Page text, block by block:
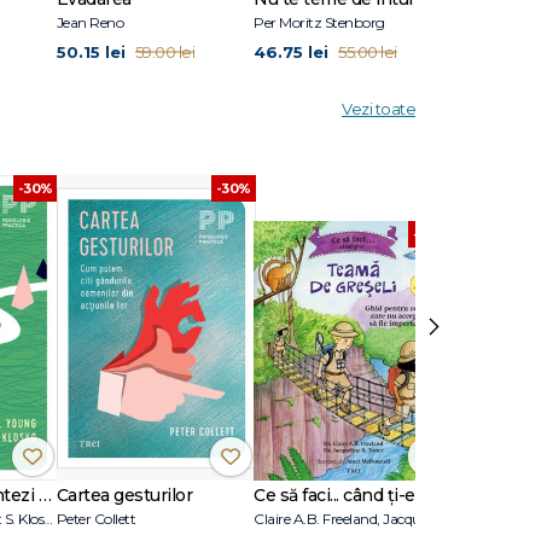
Jean Reno
50.15 lei 59.00 lei
Per Moritz Stenborg
46.75 lei 55.00 lei
Vezi toate
-30%
Cum să-ți reinventezi viața
Jeffrey E. Young, Janet S. Klosko
-30%
Cartea gesturilor
Peter Collett
-30%
›